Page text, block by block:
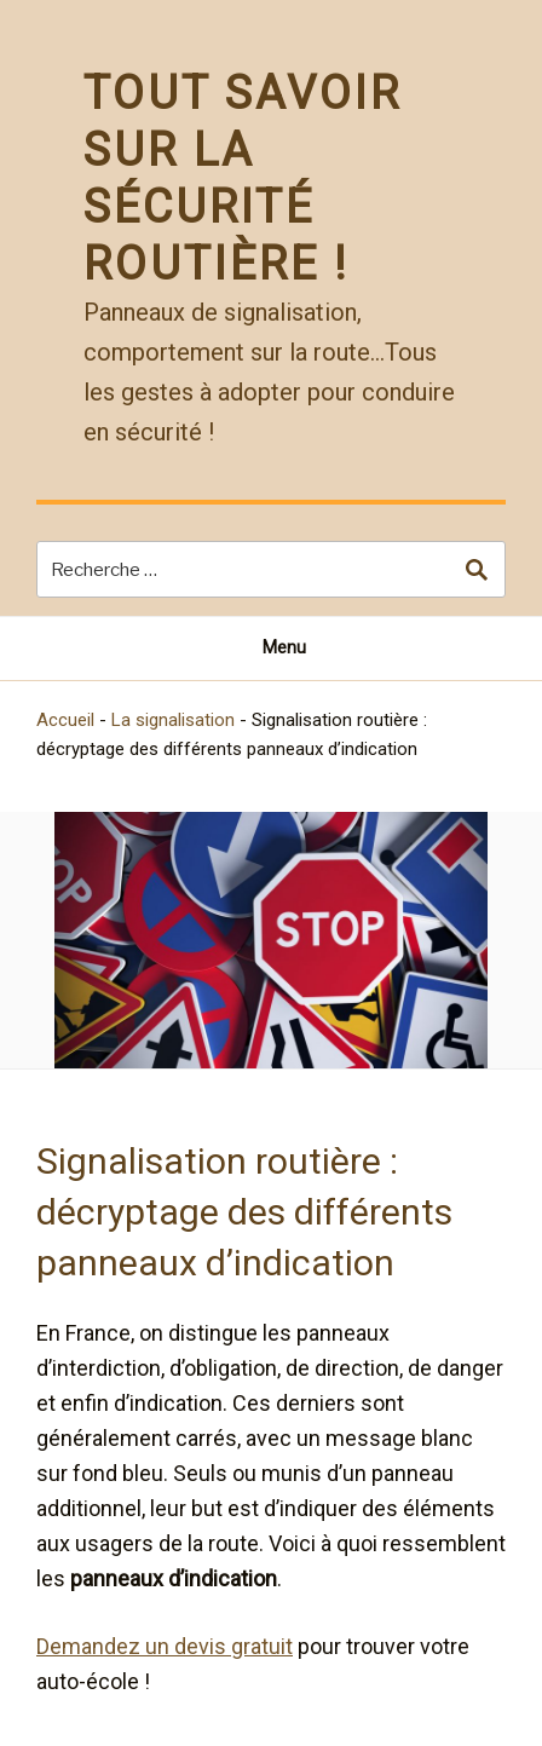
TOUT SAVOIR
SUR LA
SÉCURITÉ
ROUTIÈRE !
Panneaux de signalisation,
comportement sur la route…Tous
les gestes à adopter pour conduire
en sécurité !
Menu
Accueil - La signalisation - Signalisation routière :
décryptage des différents panneaux d’indication
Signalisation routière :
décryptage des différents
panneaux d’indication
En France, on distingue les panneaux
d’interdiction, d’obligation, de direction, de danger
et enfin d’indication. Ces derniers sont
généralement carrés, avec un message blanc
sur fond bleu. Seuls ou munis d’un panneau
additionnel, leur but est d’indiquer des éléments
aux usagers de la route. Voici à quoi ressemblent
les panneaux d’indication.
Demandez un devis gratuit pour trouver votre
auto-école !